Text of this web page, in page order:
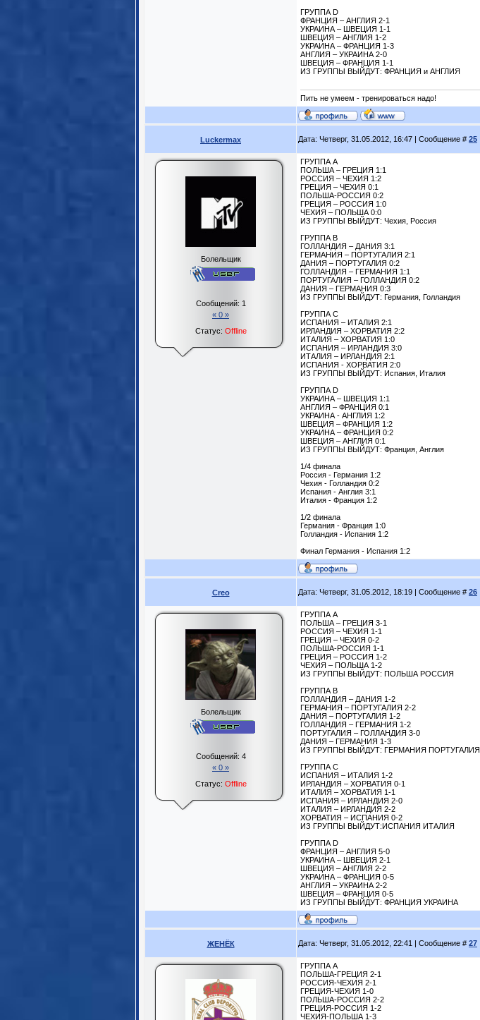
ГРУППА D
ФРАНЦИЯ – АНГЛИЯ 2-1
УКРАИНА – ШВЕЦИЯ 1-1
ШВЕЦИЯ – АНГЛИЯ 1-2
УКРАИНА – ФРАНЦИЯ 1-3
АНГЛИЯ – УКРАИНА 2-0
ШВЕЦИЯ – ФРАНЦИЯ 1-1
ИЗ ГРУППЫ ВЫЙДУТ: ФРАНЦИЯ и АНГЛИЯ
Пить не умеем - тренироваться надо!
Luckermax Дата: Четверг, 31.05.2012, 16:47 | Сообщение # 25
Болельщик
Сообщений: 1
« 0 »
Статус: Offline
ГРУППА А
ПОЛЬША – ГРЕЦИЯ 1:1
РОССИЯ – ЧЕХИЯ 1:2
ГРЕЦИЯ – ЧЕХИЯ 0:1
ПОЛЬША-РОССИЯ 0:2
ГРЕЦИЯ – РОССИЯ 1:0
ЧЕХИЯ – ПОЛЬША 0:0
ИЗ ГРУППЫ ВЫЙДУТ: Чехия, Россия
ГРУППА B
ГОЛЛАНДИЯ – ДАНИЯ 3:1
ГЕРМАНИЯ – ПОРТУГАЛИЯ 2:1
ДАНИЯ – ПОРТУГАЛИЯ 0:2
ГОЛЛАНДИЯ – ГЕРМАНИЯ 1:1
ПОРТУГАЛИЯ – ГОЛЛАНДИЯ 0:2
ДАНИЯ – ГЕРМАНИЯ 0:3
ИЗ ГРУППЫ ВЫЙДУТ: Германия, Голландия
ГРУППА С
ИСПАНИЯ – ИТАЛИЯ 2:1
ИРЛАНДИЯ – ХОРВАТИЯ 2:2
ИТАЛИЯ – ХОРВАТИЯ 1:0
ИСПАНИЯ – ИРЛАНДИЯ 3:0
ИТАЛИЯ – ИРЛАНДИЯ 2:1
ИСПАНИЯ - ХОРВАТИЯ 2:0
ИЗ ГРУППЫ ВЫЙДУТ: Испания, Италия
ГРУППА D
УКРАИНА – ШВЕЦИЯ 1:1
АНГЛИЯ – ФРАНЦИЯ 0:1
УКРАИНА - АНГЛИЯ 1:2
ШВЕЦИЯ – ФРАНЦИЯ 1:2
УКРАИНА – ФРАНЦИЯ 0:2
ШВЕЦИЯ – АНГЛИЯ 0:1
ИЗ ГРУППЫ ВЫЙДУТ: Франция, Англия
1/4 финала
Россия - Германия 1:2
Чехия - Голландия 0:2
Испания - Англия 3:1
Италия - Франция 1:2
1/2 финала
Германия - Франция 1:0
Голландия - Испания 1:2
Финал Германия - Испания 1:2
Creo Дата: Четверг, 31.05.2012, 18:19 | Сообщение # 26
Болельщик
Сообщений: 4
« 0 »
Статус: Offline
ГРУППА А
ПОЛЬША – ГРЕЦИЯ 3-1
РОССИЯ – ЧЕХИЯ 1-1
ГРЕЦИЯ – ЧЕХИЯ 0-2
ПОЛЬША-РОССИЯ 1-1
ГРЕЦИЯ – РОССИЯ 1-2
ЧЕХИЯ – ПОЛЬША 1-2
ИЗ ГРУППЫ ВЫЙДУТ: ПОЛЬША РОССИЯ
ГРУППА B
ГОЛЛАНДИЯ – ДАНИЯ 1-2
ГЕРМАНИЯ – ПОРТУГАЛИЯ 2-2
ДАНИЯ – ПОРТУГАЛИЯ 1-2
ГОЛЛАНДИЯ – ГЕРМАНИЯ 1-2
ПОРТУГАЛИЯ – ГОЛЛАНДИЯ 3-0
ДАНИЯ – ГЕРМАНИЯ 1-3
ИЗ ГРУППЫ ВЫЙДУТ: ГЕРМАНИЯ ПОРТУГАЛИЯ
ГРУППА С
ИСПАНИЯ – ИТАЛИЯ 1-2
ИРЛАНДИЯ – ХОРВАТИЯ 0-1
ИТАЛИЯ – ХОРВАТИЯ 1-1
ИСПАНИЯ – ИРЛАНДИЯ 2-0
ИТАЛИЯ – ИРЛАНДИЯ 2-2
ХОРВАТИЯ – ИСПАНИЯ 0-2
ИЗ ГРУППЫ ВЫЙДУТ:ИСПАНИЯ ИТАЛИЯ
ГРУППА D
ФРАНЦИЯ – АНГЛИЯ 5-0
УКРАИНА – ШВЕЦИЯ 2-1
ШВЕЦИЯ – АНГЛИЯ 2-2
УКРАИНА – ФРАНЦИЯ 0-5
АНГЛИЯ – УКРАИНА 2-2
ШВЕЦИЯ – ФРАНЦИЯ 0-5
ИЗ ГРУППЫ ВЫЙДУТ: ФРАНЦИЯ УКРАИНА
ЖЕНЁК Дата: Четверг, 31.05.2012, 22:41 | Сообщение # 27
ГРУППА А
ПОЛЬША-ГРЕЦИЯ 2-1
РОССИЯ-ЧЕХИЯ 2-1
ГРЕЦИЯ-ЧЕХИЯ 1-0
ПОЛЬША-РОССИЯ 2-2
ГРЕЦИЯ-РОССИЯ 1-2
ЧЕХИЯ-ПОЛЬША 1-3